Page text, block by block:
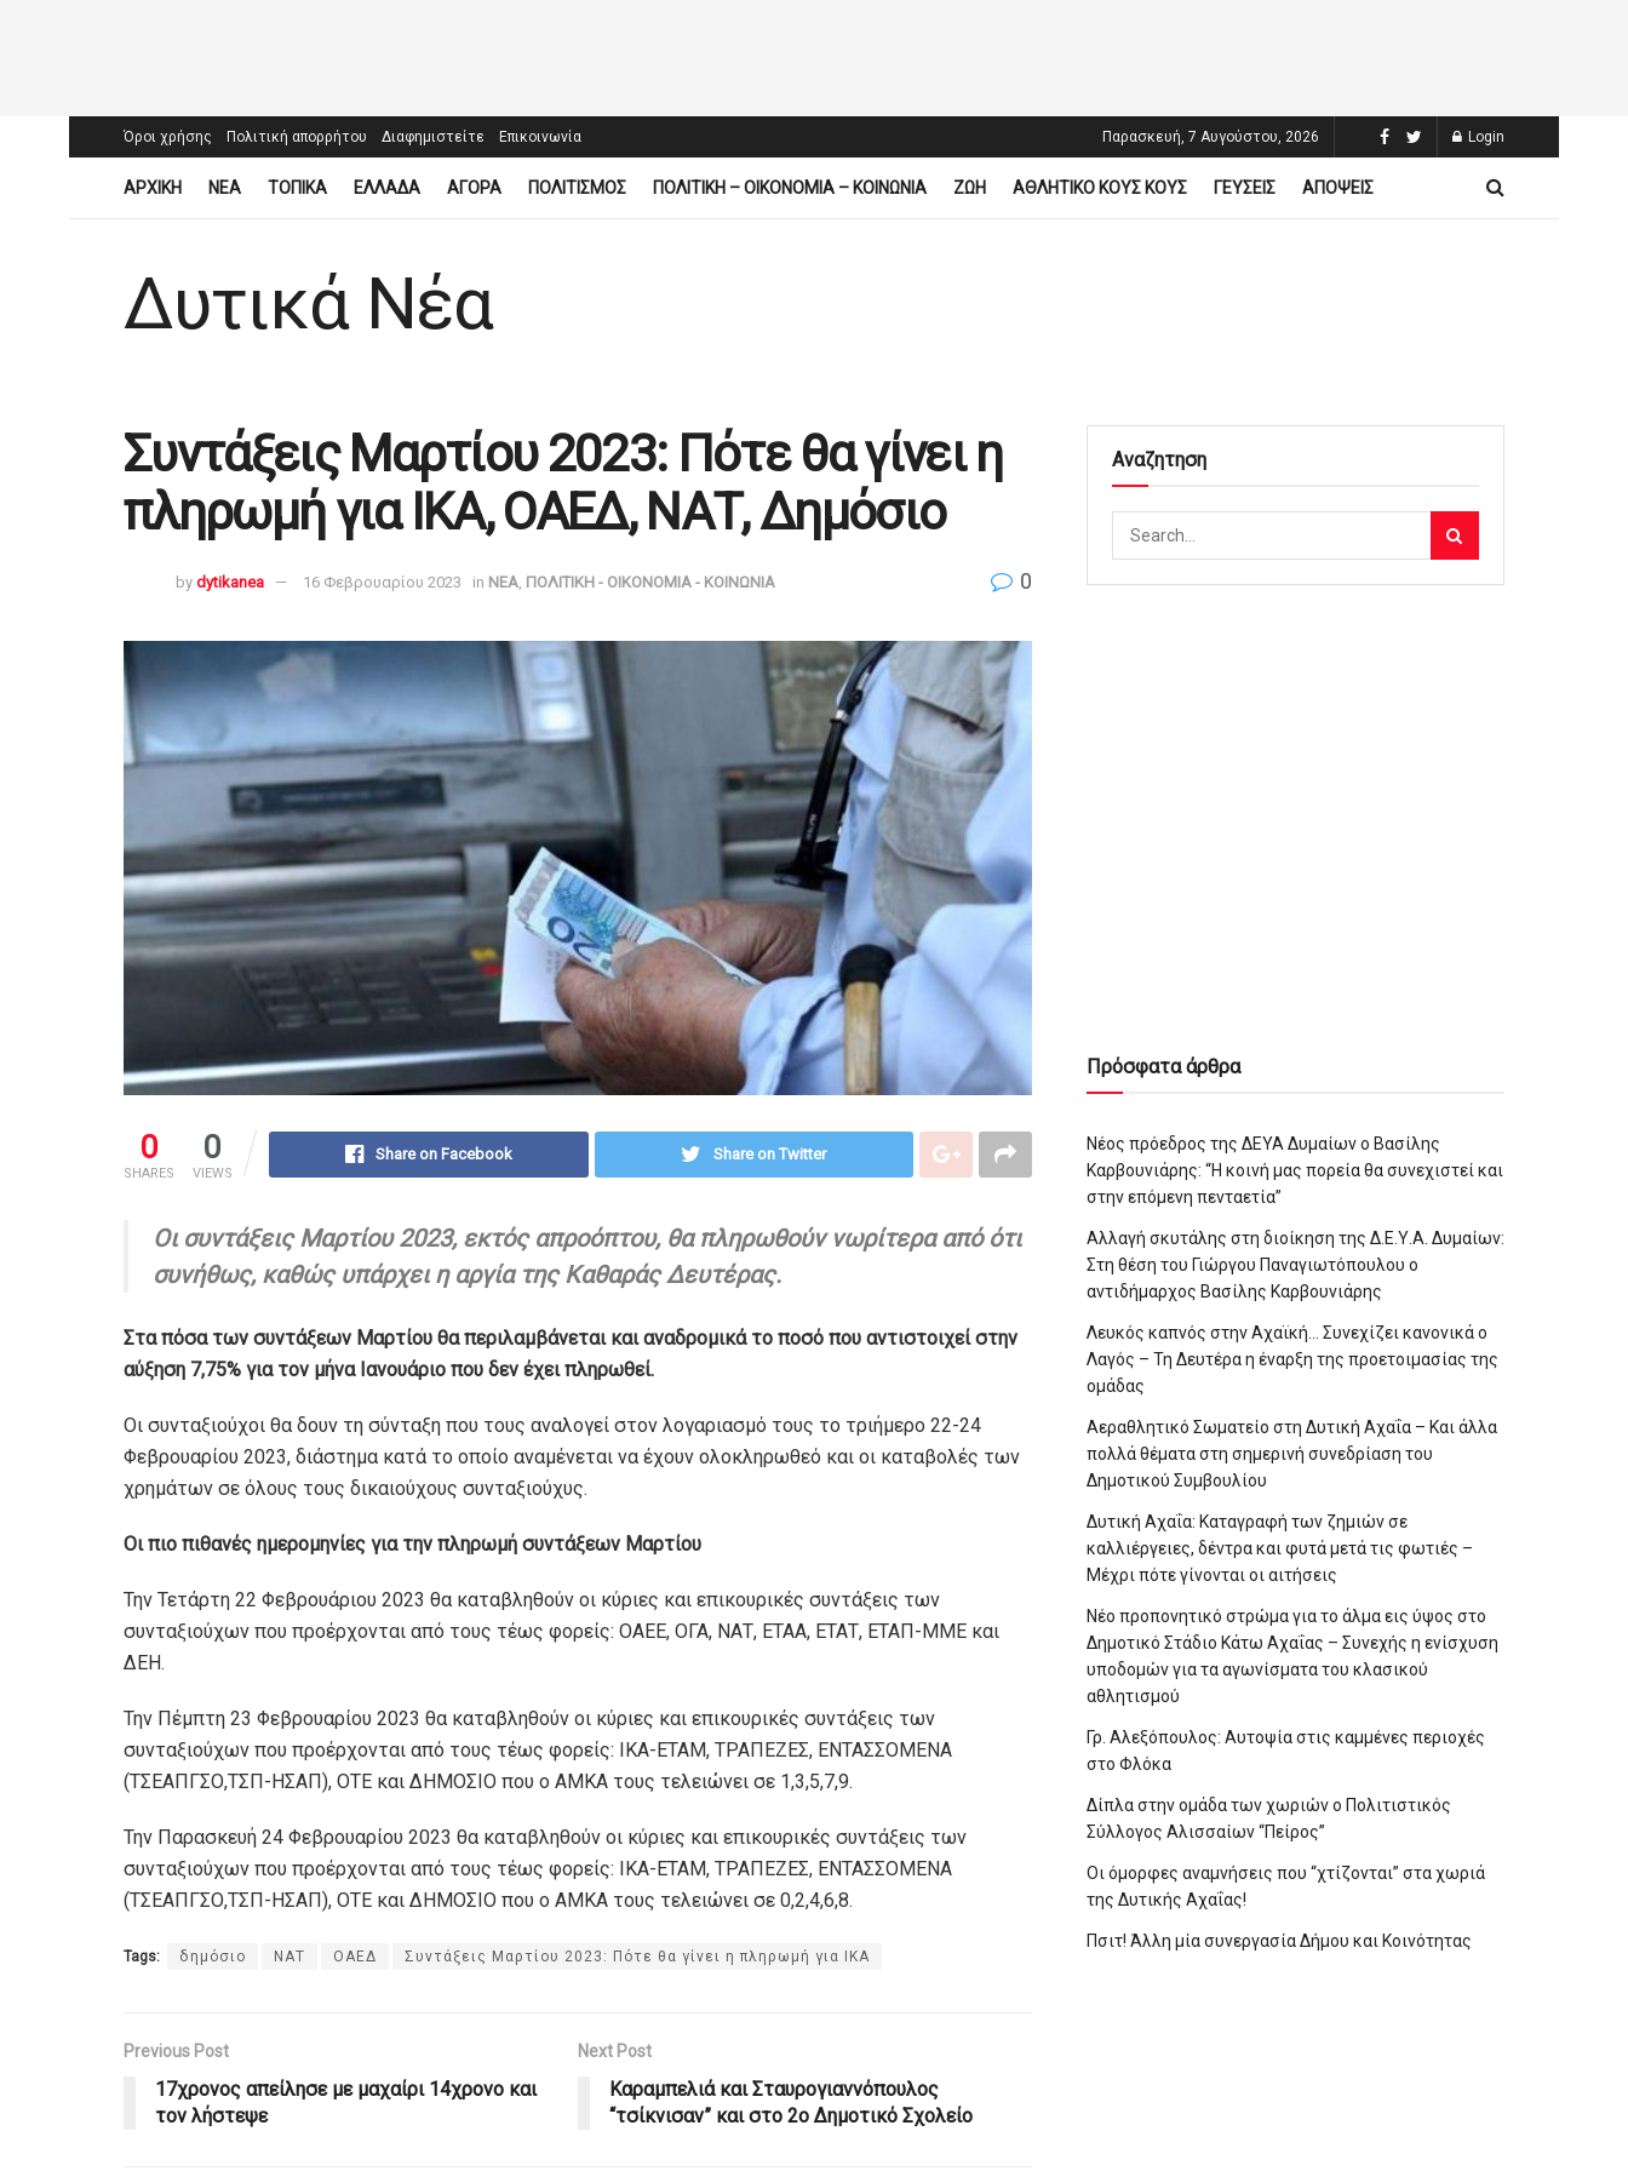
Όροι χρήσης Πολιτική απορρήτου Διαφημιστείτε Επικοινωνία Παρασκευή, 7 Αυγούστου, 2026 Login
ΑΡΧΙΚΗ ΝΕΑ ΤΟΠΙΚΑ ΕΛΛΑΔΑ ΑΓΟΡΑ ΠΟΛΙΤΙΣΜΟΣ ΠΟΛΙΤΙΚΗ – ΟΙΚΟΝΟΜΙΑ – ΚΟΙΝΩΝΙΑ ΖΩΗ ΑΘΛΗΤΙΚΟ ΚΟΥΣ ΚΟΥΣ ΓΕΥΣΕΙΣ ΑΠΟΨΕΙΣ
Δυτικά Νέα
Συντάξεις Μαρτίου 2023: Πότε θα γίνει η
πληρωμή για ΙΚΑ, ΟΑΕΔ, ΝΑΤ, Δημόσιο
by dytikanea 16 Φεβρουαρίου 2023 in ΝΕΑ ΠΟΛΙΤΙΚΗ - ΟΙΚΟΝΟΜΙΑ - ΚΟΙΝΩΝΙΑ 0
0
SHARES
0
VIEWS
Share on Facebook Share on Twitter
Οι συντάξεις Μαρτίου 2023, εκτός απροόπτου, θα πληρωθούν νωρίτερα από ότι
συνήθως, καθώς υπάρχει η αργία της Καθαράς Δευτέρας.
Στα πόσα των συντάξεων Μαρτίου θα περιλαμβάνεται και αναδρομικά το ποσό που αντιστοιχεί στην
αύξηση 7,75% για τον μήνα Ιανουάριο που δεν έχει πληρωθεί.
Οι συνταξιούχοι θα δουν τη σύνταξη που τους αναλογεί στον λογαριασμό τους το τριήμερο 22-24
Φεβρουαρίου 2023, διάστημα κατά το οποίο αναμένεται να έχουν ολοκληρωθεό και οι καταβολές των
χρημάτων σε όλους τους δικαιούχους συνταξιούχυς.
Οι πιο πιθανές ημερομηνίες για την πληρωμή συντάξεων Μαρτίου
Την Τετάρτη 22 Φεβρουάριου 2023 θα καταβληθούν οι κύριες και επικουρικές συντάξεις των
συνταξιούχων που προέρχονται από τους τέως φορείς: ΟΑΕΕ, ΟΓΑ, ΝΑΤ, ΕΤΑΑ, ΕΤΑΤ, ΕΤΑΠ-ΜΜΕ και
ΔΕΗ.
Την Πέμπτη 23 Φεβρουαρίου 2023 θα καταβληθούν οι κύριες και επικουρικές συντάξεις των
συνταξιούχων που προέρχονται από τους τέως φορείς: ΙΚΑ-ΕΤΑΜ, ΤΡΑΠΕΖΕΣ, ΕΝΤΑΣΣΟΜΕΝΑ
(ΤΣΕΑΠΓΣΟ,ΤΣΠ-ΗΣΑΠ), ΟΤΕ και ΔΗΜΟΣΙΟ που ο ΑΜΚΑ τους τελειώνει σε 1,3,5,7,9.
Την Παρασκευή 24 Φεβρουαρίου 2023 θα καταβληθούν οι κύριες και επικουρικές συντάξεις των
συνταξιούχων που προέρχονται από τους τέως φορείς: ΙΚΑ-ΕΤΑΜ, ΤΡΑΠΕΖΕΣ, ΕΝΤΑΣΣΟΜΕΝΑ
(ΤΣΕΑΠΓΣΟ,ΤΣΠ-ΗΣΑΠ), ΟΤΕ και ΔΗΜΟΣΙΟ που ο ΑΜΚΑ τους τελειώνει σε 0,2,4,6,8.
Tags: δημόσιο ΝΑΤ ΟΑΕΔ Συντάξεις Μαρτίου 2023: Πότε θα γίνει η πληρωμή για ΙΚΑ
Previous Post
17χρονος απείλησε με μαχαίρι 14χρονο και
τον λήστεψε
Next Post
Καραμπελιά και Σταυρογιαννόπουλος
“τσίκνισαν” και στο 2ο Δημοτικό Σχολείο
Αναζητηση
Πρόσφατα άρθρα
Νέος πρόεδρος της ΔΕΥΑ Δυμαίων ο Βασίλης
Καρβουνιάρης: “Η κοινή μας πορεία θα συνεχιστεί και
στην επόμενη πενταετία”
Αλλαγή σκυτάλης στη διοίκηση της Δ.Ε.Υ.Α. Δυμαίων:
Στη θέση του Γιώργου Παναγιωτόπουλου ο
αντιδήμαρχος Βασίλης Καρβουνιάρης
Λευκός καπνός στην Αχαϊκή… Συνεχίζει κανονικά ο
Λαγός – Τη Δευτέρα η έναρξη της προετοιμασίας της
ομάδας
Αεραθλητικό Σωματείο στη Δυτική Αχαΐα – Και άλλα
πολλά θέματα στη σημερινή συνεδρίαση του
Δημοτικού Συμβουλίου
Δυτική Αχαΐα: Καταγραφή των ζημιών σε
καλλιέργειες, δέντρα και φυτά μετά τις φωτιές –
Μέχρι πότε γίνονται οι αιτήσεις
Νέο προπονητικό στρώμα για το άλμα εις ύψος στο
Δημοτικό Στάδιο Κάτω Αχαΐας – Συνεχής η ενίσχυση
υποδομών για τα αγωνίσματα του κλασικού
αθλητισμού
Γρ. Αλεξόπουλος: Αυτοψία στις καμμένες περιοχές
στο Φλόκα
Δίπλα στην ομάδα των χωριών ο Πολιτιστικός
Σύλλογος Αλισσαίων “Πείρος”
Οι όμορφες αναμνήσεις που “χτίζονται” στα χωριά
της Δυτικής Αχαΐας!
Πσιτ! Άλλη μία συνεργασία Δήμου και Κοινότητας